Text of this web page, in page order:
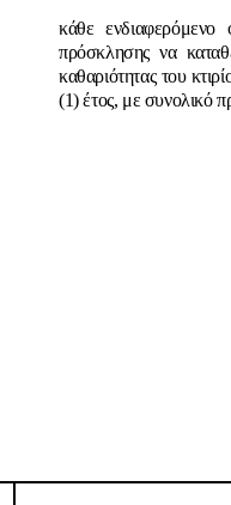
κάθε
πρόσκλησης να
καθαριότητας του
(1) έτος, με συνολικό